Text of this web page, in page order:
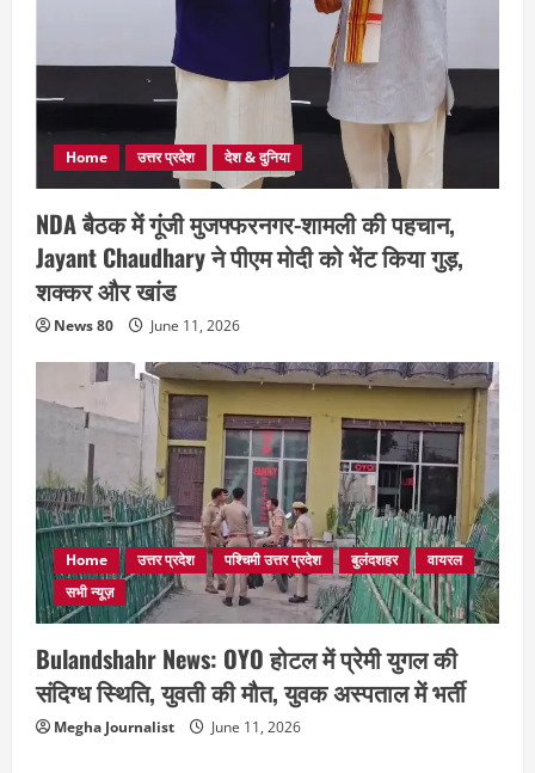
Home उत्तर प्रदेश देश & दुनिया
NDA बैठक में गूंजी मुजफ्फरनगर-शामली की पहचान,
Jayant Chaudhary ने पीएम मोदी को भेंट किया गुड़,
शक्कर और खांड
News 80 June 11, 2026
Home उत्तर प्रदेश पश्चिमी उत्तर प्रदेश बुलंदशहर
वायरल
सभी न्यूज़
Bulandshahr News: OYO होटल में प्रेमी युगल की
संदिग्ध स्थिति, युवती की मौत, युवक अस्पताल में भर्ती
Megha Journalist June 11, 2026